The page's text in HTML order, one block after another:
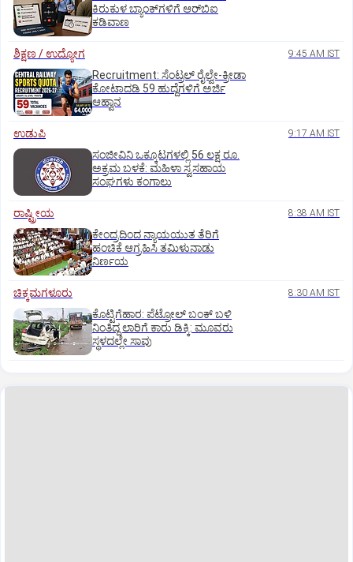
ಕಿರುಕುಳ ಬ್ಯಾಂಕ್‌ಗಳಿಗೆ ಆರ್‌ಬಿಐ
ಕಡಿವಾಣ
ಶಿಕ್ಷಣ / ಉದ್ಯೋಗ 9:45 AM IST
Recruitment: ಸೆಂಟ್ರಲ್‌ ರೈಲ್ವೇ-ಕ್ರೀಡಾ
ಕೋಟಾದಡಿ 59 ಹುದ್ದೆಗಳಿಗೆ ಅರ್ಜಿ
ಆಹ್ವಾನ
ಉಡುಪಿ 9:17 AM IST
ಸಂಜೀವಿನಿ ಒಕ್ಕೂಟಗಳಲ್ಲಿ 56 ಲಕ್ಷ ರೂ.
ಅಕ್ರಮ ಬಳಕೆ: ಮಹಿಳಾ ಸ್ವಸಹಾಯ
ಸಂಘಗಳು ಕಂಗಾಲು
ರಾಷ್ಟ್ರೀಯ 8:38 AM IST
ಕೇಂದ್ರದಿಂದ ನ್ಯಾಯಯುತ ತೆರಿಗೆ
ಹಂಚಿಕೆ ಆಗ್ರಹಿಸಿ ತಮಿಳುನಾಡು
ನಿರ್ಣಯ
ಚಿಕ್ಕಮಗಳೂರು 8:30 AM IST
ಕೊಟ್ಟಿಗೆಹಾರ: ಪೆಟ್ರೋಲ್ ಬಂಕ್ ಬಳಿ
ನಿಂತಿದ್ದ ಲಾರಿಗೆ ಕಾರು ಡಿಕ್ಕಿ: ಮೂವರು
ಸ್ಥಳದಲ್ಲೇ ಸಾವು